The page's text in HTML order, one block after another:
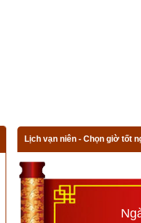
Lịch vạn niên - Chọn giờ tốt